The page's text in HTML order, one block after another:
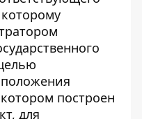
построен
для